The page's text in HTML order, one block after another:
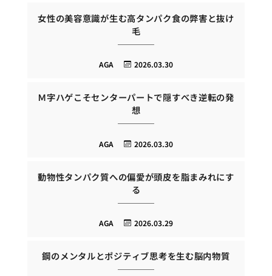
女性の美容意識が生む高タンパク食の弊害と抜け
毛
2026.03.30
AGA
Ｍ字ハゲこそセンターパートで隠すべき逆転の発
想
2026.03.30
AGA
動物性タンパク質への偏愛が頭皮を脂まみれにす
る
2026.03.29
AGA
鋼のメンタルとポジティブ思考を生む脳内物質